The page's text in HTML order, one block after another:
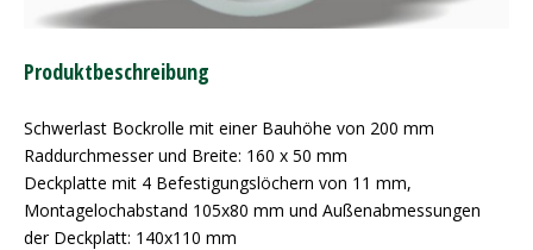
Produktbeschreibung
Schwerlast Bockrolle mit einer Bauhöhe von 200 mm
Raddurchmesser und Breite: 160 x 50 mm
Deckplatte mit 4 Befestigungslöchern von 11 mm,
Montagelochabstand 105x80 mm und Außenabmessungen
der Deckplatt: 140x110 mm